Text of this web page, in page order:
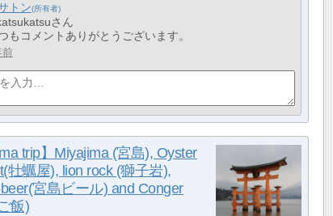
トン
さん
もコメントありがとうございます。
前
trip】Miyajima (宮島), Oyster
牡蠣屋), lion rock (獅子岩),
宮島ビール) and Conger
飯)